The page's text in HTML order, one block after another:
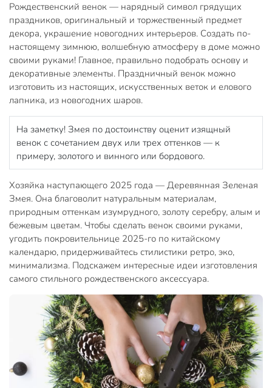
Рождественский венок — нарядный символ грядущих
праздников, оригинальный и торжественный предмет
декора, украшение новогодних интерьеров. Создать по-
настоящему зимнюю, волшебную атмосферу в доме можно
своими руками! Главное, правильно подобрать основу и
декоративные элементы. Праздничный венок можно
изготовить из настоящих, искусственных веток и елового
лапника, из новогодних шаров.
На заметку! Змея по достоинству оценит изящный
венок с сочетанием двух или трех оттенков — к
примеру, золотого и винного или бордового.
Хозяйка наступающего 2025 года — Деревянная Зеленая
Змея. Она благоволит натуральным материалам,
природным оттенкам изумрудного, золоту серебру, алым и
бежевым цветам. Чтобы сделать венок своими руками,
угодить покровительнице 2025-го по китайскому
календарю, придерживайтесь стилистики ретро, эко,
минимализма. Подскажем интересные идеи изготовления
самого стильного рождественского аксессуара.